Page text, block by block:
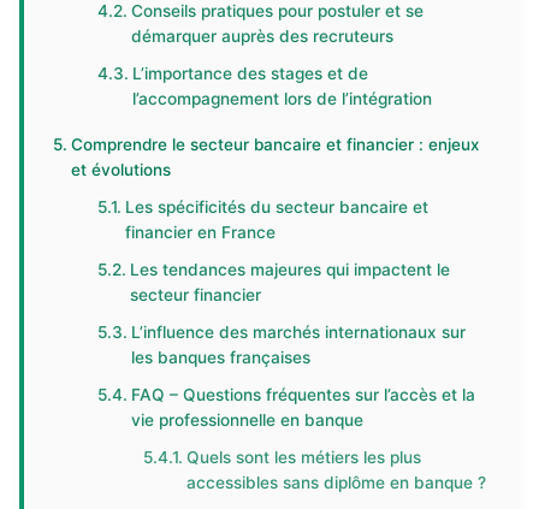
Conseils pratiques pour postuler et se
démarquer auprès des recruteurs
L’importance des stages et de
l’accompagnement lors de l’intégration
Comprendre le secteur bancaire et financier : enjeux
et évolutions
Les spécificités du secteur bancaire et
financier en France
Les tendances majeures qui impactent le
secteur financier
L’influence des marchés internationaux sur
les banques françaises
FAQ – Questions fréquentes sur l’accès et la
vie professionnelle en banque
Quels sont les métiers les plus
accessibles sans diplôme en banque ?